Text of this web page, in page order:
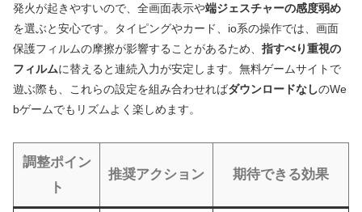
発火が起きやすいので、全画面表示や端ジェスチャーの感度弱め
を選ぶと安心です。タイピングやカード、io系の操作では、画面
保護フィルムの摩擦が影響することがあるため、 指すべり重視の
フィルムに替えると連続入力が安定します。無料ゲームサイトで
遊ぶ際も、これらの設定を組み合わせればダウンロードなしのWe
bゲームでもリズムよく楽しめます。
調整ポイン
ト
推奨アクション 期待できる効果